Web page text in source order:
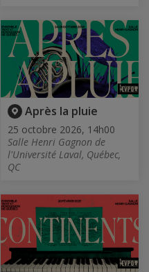
Après la pluie
25 octobre 2026, 14h00
Salle Henri Gagnon de
l'Université Laval, Québec,
QC